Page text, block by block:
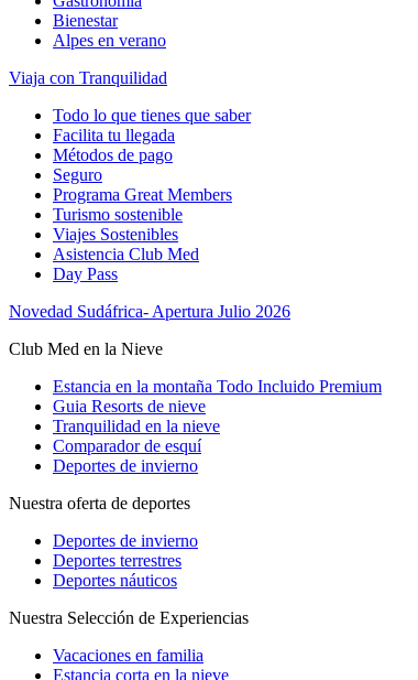
Bienestar
Alpes en verano
Viaja con Tranquilidad
Todo lo que tienes que saber
Facilita tu llegada
Métodos de pago
Seguro
Programa Great Members
Turismo sostenible
Viajes Sostenibles
Asistencia Club Med
Day Pass
Novedad Sudáfrica- Apertura Julio 2026
Club Med en la Nieve
Estancia en la montaña Todo Incluido Premium
Guia Resorts de nieve
Tranquilidad en la nieve
Comparador de esquí
Deportes de invierno
Nuestra oferta de deportes
Deportes de invierno
Deportes terrestres
Deportes náuticos
Nuestra Selección de Experiencias
Vacaciones en familia
Estancia corta en la nieve